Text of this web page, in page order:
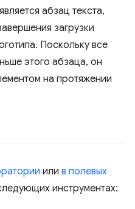
абзац текста,
загрузки
Поскольку все
этого абзаца, он
на протяжении
или в полевых
инструментах: